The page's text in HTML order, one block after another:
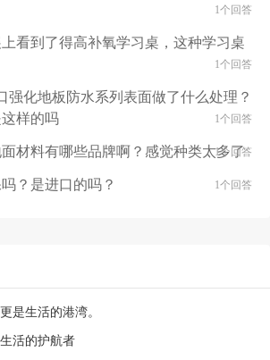
1个回答
看到了得高补氧学习桌，这种学习桌
1个回答
强化地板防水系列表面做了什么处理？
样的吗
1个回答
材料有哪些品牌啊？感觉种类太多了
1个回答
？是进口的吗？ 1个回答
是生活的港湾。
活的护航者